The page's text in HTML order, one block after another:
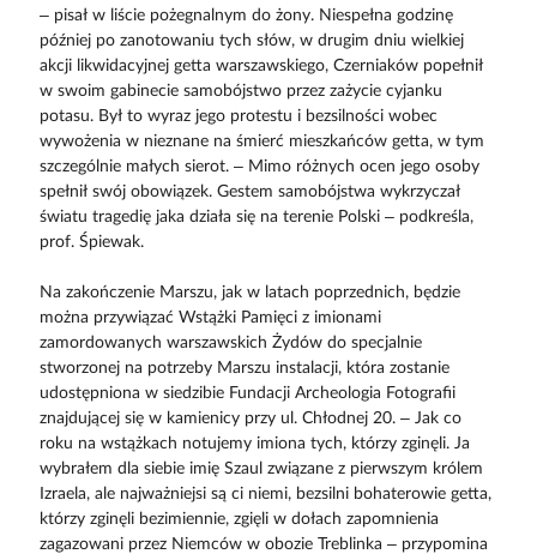
– pisał w liście pożegnalnym do żony. Niespełna godzinę
później po zanotowaniu tych słów, w drugim dniu wielkiej
akcji likwidacyjnej getta warszawskiego, Czerniaków popełnił
w swoim gabinecie samobójstwo przez zażycie cyjanku
potasu. Był to wyraz jego protestu i bezsilności wobec
wywożenia w nieznane na śmierć mieszkańców getta, w tym
szczególnie małych sierot. – Mimo różnych ocen jego osoby
spełnił swój obowiązek. Gestem samobójstwa wykrzyczał
światu tragedię jaka działa się na terenie Polski – podkreśla,
prof. Śpiewak.
Na zakończenie Marszu, jak w latach poprzednich, będzie
można przywiązać Wstążki Pamięci z imionami
zamordowanych warszawskich Żydów do specjalnie
stworzonej na potrzeby Marszu instalacji, która zostanie
udostępniona w siedzibie Fundacji Archeologia Fotografii
znajdującej się w kamienicy przy ul. Chłodnej 20. – Jak co
roku na wstążkach notujemy imiona tych, którzy zginęli. Ja
wybrałem dla siebie imię Szaul związane z pierwszym królem
Izraela, ale najważniejsi są ci niemi, bezsilni bohaterowie getta,
którzy zginęli bezimiennie, zgięli w dołach zapomnienia
zagazowani przez Niemców w obozie Treblinka – przypomina